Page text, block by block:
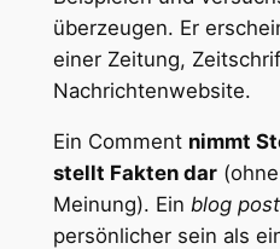
überzeugen. Er
einer Zeitung,
Nachrichtenwebsite.
Ein Comment nimmt
stellt Fakten dar(ohne
Meinung). Ein blog post
persönlicher sein als